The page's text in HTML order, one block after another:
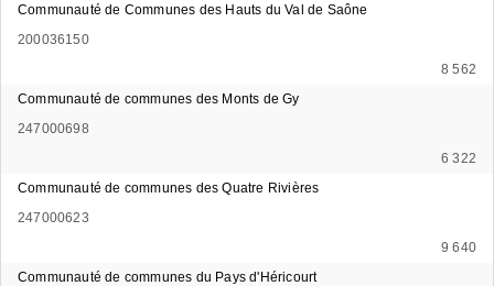
Communauté de Communes des Hauts du Val de Saône
200036150
8 562
Communauté de communes des Monts de Gy
247000698
6 322
Communauté de communes des Quatre Rivières
247000623
9 640
Communauté de communes du Pays d'Héricourt